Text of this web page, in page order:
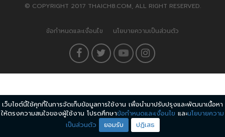
© COPYRIGHT 2017 THAICH8.COM, ALL RIGHT RESERVED.
ข้อกำหนดและเงื่อนไข นโยบายความเป็นส่วนตัว
เว็บไซต์นี้ใช้คุกกี้ในการจัดเก็บข้อมูลการใช้งาน เพื่อนำมาปรับปรุงและพัฒนาเนื้อหา
ให้ตรงความสนใจของผู้ใช้งาน โปรดศึกษาข้อกำหนดและเงื่อนไข และนโยบายความ
เป็นส่วนตัว
ยอมรับ ปฏิเสธ